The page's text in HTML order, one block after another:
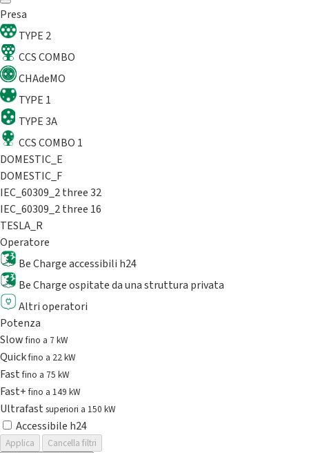
Presa
TYPE 2
CCS COMBO
CHAdeMO
TYPE 1
TYPE 3A
CCS COMBO 1
DOMESTIC_E
DOMESTIC_F
IEC_60309_2 three 32
IEC_60309_2 three 16
TESLA_R
Operatore
Be Charge accessibili h24
Be Charge ospitate da una struttura privata
Altri operatori
Potenza
Slowfino a 7 kW
Quickfino a 22 kW
Fastfino a 75 kW
Fast+fino a 149 kW
Ultrafast superiori a 150 kW
Accessibile h24
Applica
Cancella filtri